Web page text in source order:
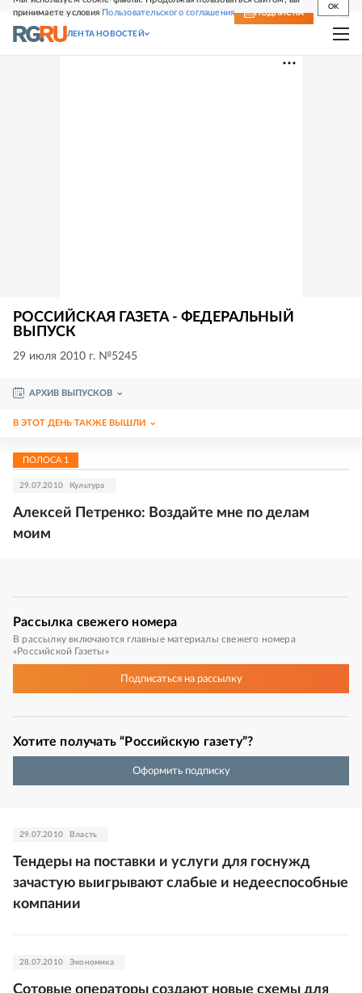
принимаете условия Пользовательского соглашения
OK
СВЕЖИЙ НОМЕР ПОДПИСКА
ЛЕНТА НОВОСТЕЙ
РОССИЙСКАЯ ГАЗЕТА - ФЕДЕРАЛЬНЫЙ
ВЫПУСК
29 июля 2010 г. №5245
АРХИВ ВЫПУСКОВ
В ЭТОТ ДЕНЬ ТАКЖЕ ВЫШЛИ
ПОЛОСА 1
29.07.2010 Культура
Алексей Петренко: Воздайте мне по делам
моим
Рассылка свежего номера
В рассылку включаются главные материалы свежего номера
«Российской Газеты»
Подписатьсяна рассылку
Хотите получать “Российскую газету”?
Оформить подписку
29.07.2010 Власть
Тендеры на поставки и услуги для госнужд
зачастую выигрывают слабые и недееспособные
компании
28.07.2010 Экономика
Сотовые операторы создают новые схемы для